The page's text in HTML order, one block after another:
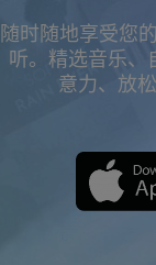
随时随地享受您
听。精选音乐、
意力、放